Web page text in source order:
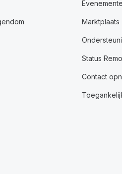
Marktplaats
Status
Contact